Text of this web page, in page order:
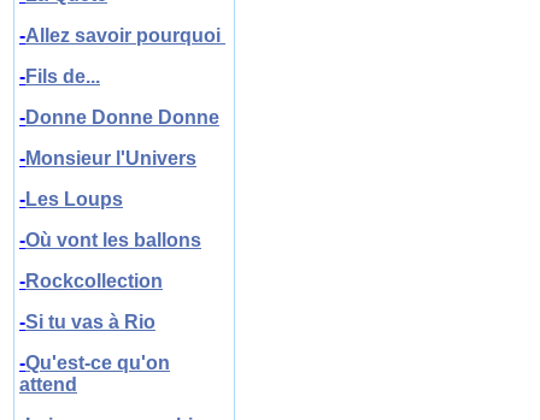
-Allez savoir pourquoi
-Fils de...
-Donne Donne Donne
-Monsieur l'Univers
-Les Loups
-Où vont les ballons
-Rockcollection
-Si tu vas à Rio
-Qu'est-ce qu'on
attend